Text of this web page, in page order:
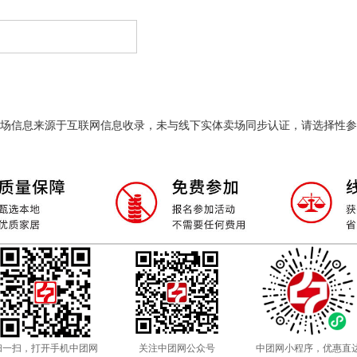
信息来源于互联网信息收录，未与线下实体卖场同步认证，请选择性
一扫，打开手机中团网 关注中团网公众号 中团网小程序，优惠直